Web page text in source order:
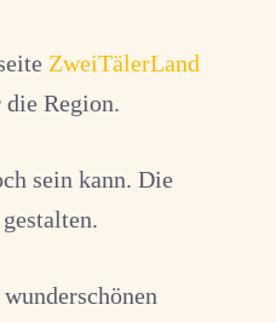
ZweiTälerLand
Region.
sein kann. Die